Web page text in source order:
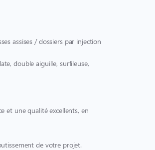
assises / dossiers par injection
double aiguille, surfileuse,
et une qualité excellents, en
de votre projet.